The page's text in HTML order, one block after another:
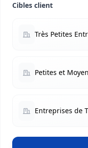
Cibles client
Très Petites
Petites et
Entreprises de